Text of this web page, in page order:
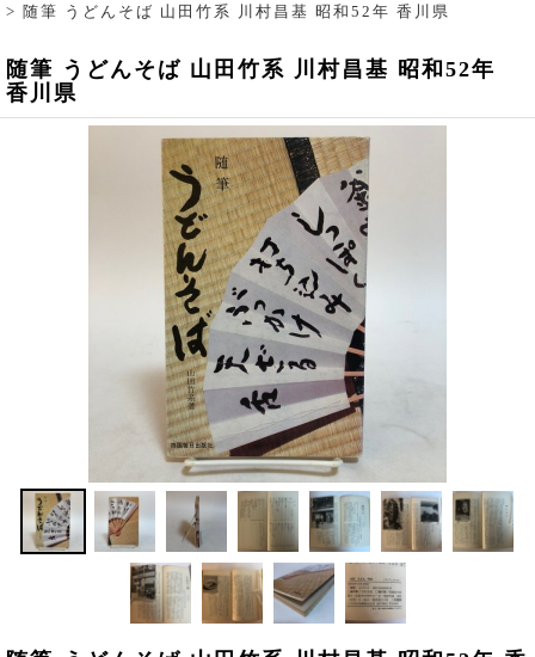
> 随筆 うどんそば 山田竹系 川村昌基 昭和52年 香川県
随筆 うどんそば 山田竹系 川村昌基 昭和52年
香川県